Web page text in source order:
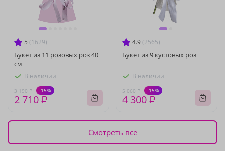
5 (1629)
Букет из 11 розовых роз 40
см
В наличии
3 190 ₽ -15%
2 710 ₽
4.9 (2565)
Букет из 9 кустовых роз
В наличии
5 060 ₽ -15%
4 300 ₽
Смотреть все